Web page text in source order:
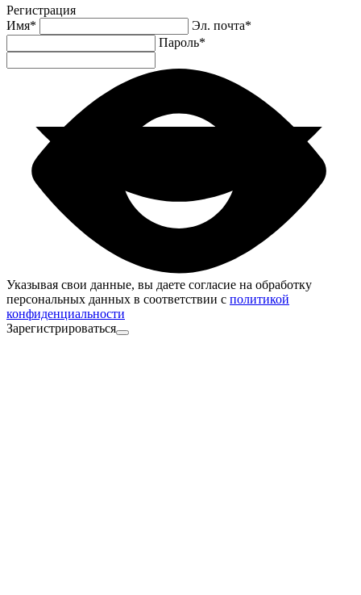
Регистрация
Имя* Эл. почта*
Пароль*
Указывая свои данные, вы даете согласие на обработку
персональных данных в соответствии с политикой
конфиденциальности
Зарегистрироваться